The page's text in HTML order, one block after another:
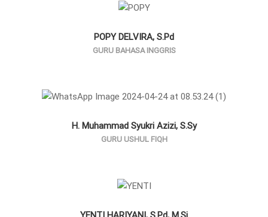
POPY DELVIRA, S.Pd
GURU BAHASA INGGRIS
H. Muhammad Syukri Azizi, S.Sy
GURU USHUL FIQH